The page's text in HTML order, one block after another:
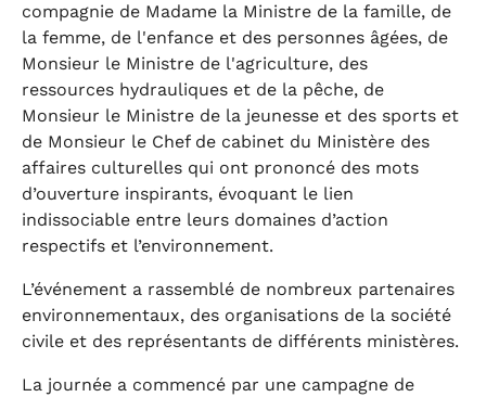
compagnie de Madame la Ministre de la famille, de
la femme, de l'enfance et des personnes âgées, de
Monsieur le Ministre de l'agriculture, des
ressources hydrauliques et de la pêche, de
Monsieur le Ministre de la jeunesse et des sports et
de Monsieur le Chef de cabinet du Ministère des
affaires culturelles qui ont prononcé des mots
d’ouverture inspirants, évoquant le lien
indissociable entre leurs domaines d’action
respectifs et l’environnement.
L’événement a rassemblé de nombreux partenaires
environnementaux, des organisations de la société
civile et des représentants de différents ministères.
La journée a commencé par une campagne de